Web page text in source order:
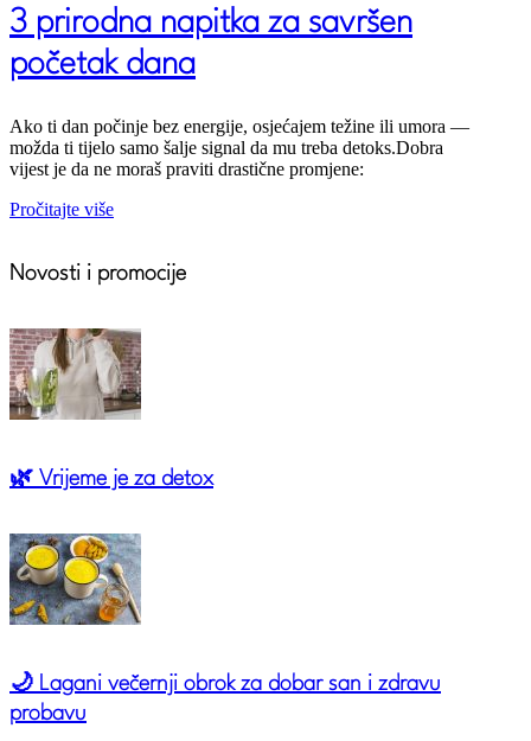
3 prirodna napitka za savršen
početak dana
Ako ti dan počinje bez energije, osjećajem težine ili umora —
možda ti tijelo samo šalje signal da mu treba detoks.Dobra
vijest je da ne moraš praviti drastične promjene:
Pročitajte više
Novosti i promocije
🌿 Vrijeme je za detox
🌙 Lagani večernji obrok za dobar san i zdravu
probavu